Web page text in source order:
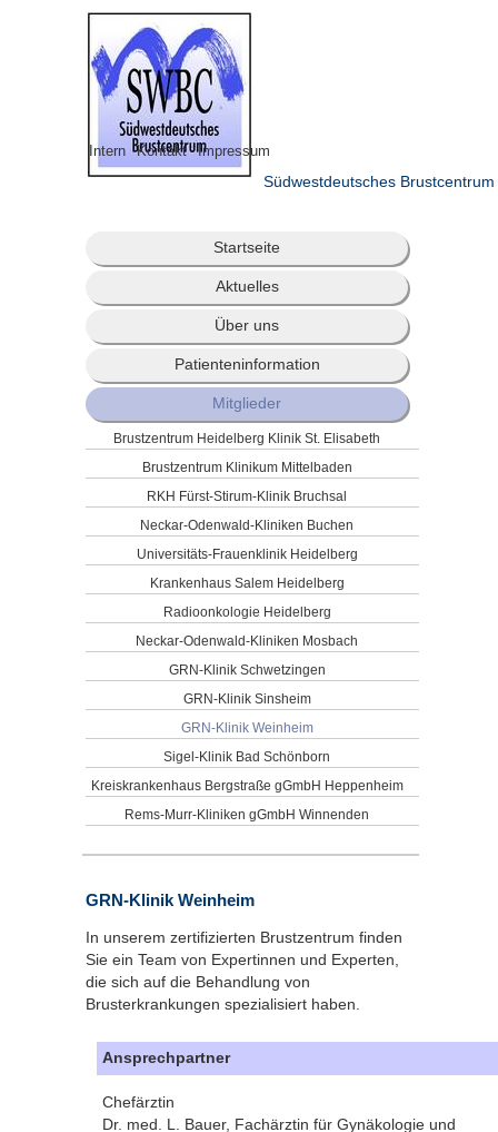
Intern Kontakt Impressum
Südwestdeutsches Brustcentrum
Startseite
Aktuelles
Über uns
Patienteninformation
Mitglieder
Brustzentrum Heidelberg Klinik St. Elisabeth
Brustzentrum Klinikum Mittelbaden
RKH Fürst-Stirum-Klinik Bruchsal
Neckar-Odenwald-Kliniken Buchen
Universitäts-Frauenklinik Heidelberg
Krankenhaus Salem Heidelberg
Radioonkologie Heidelberg
Neckar-Odenwald-Kliniken Mosbach
GRN-Klinik Schwetzingen
GRN-Klinik Sinsheim
GRN-Klinik Weinheim
Sigel-Klinik Bad Schönborn
Kreiskrankenhaus Bergstraße gGmbH Heppenheim
Rems-Murr-Kliniken gGmbH Winnenden
GRN-Klinik Weinheim
In unserem zertifizierten Brustzentrum finden
Sie ein Team von Expertinnen und Experten,
die sich auf die Behandlung von
Brusterkrankungen spezialisiert haben.
Ansprechpartner
Chefärztin
Dr. med. L. Bauer, Fachärztin für Gynäkologie und